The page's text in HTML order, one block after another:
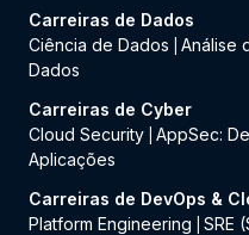
Carreiras de Dados
Ciência de Dados
Análise
Dados
Carreiras de Cyber
Cloud Security AppSec:
Aplicações
Carreiras de DevOps &
Platform Engineering
SRE